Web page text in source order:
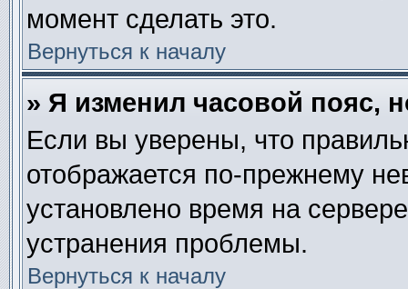
момент сделать это.
Вернуться к началу
» Я изменил часовой пояс,
Если вы уверены, что
отображается по-прежнему
установлено время на
устранения проблемы.
Вернуться к началу